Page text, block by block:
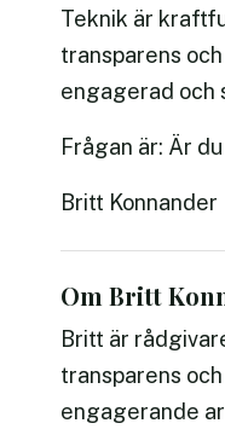
Teknik är
transparens
engagerad och
Frågan är: Är
Britt Konnander
Om Britt
Britt är
transparens
engagerande